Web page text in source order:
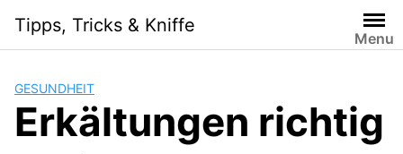
content
Tipps, Tricks & Kniffe
Menu
GESUNDHEIT
Erkältungen richtig